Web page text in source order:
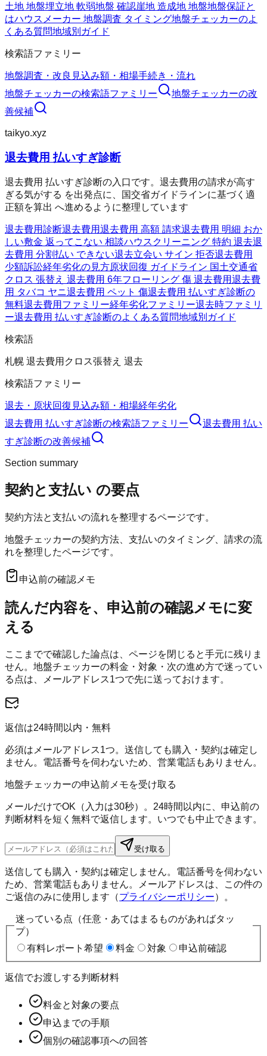
土地 地盤埋立地 軟弱地盤 確認崖地 造成地 地盤地盤保証と
はハウスメーカー 地盤調査 タイミング地盤チェッカーのよ
くある質問地域別ガイド
検索語ファミリー
地盤調査・改良 見込み額・相場手続き・流れ
地盤チェッカーの検索語ファミリー 地盤チェッカーの改
善候補
taikyo.xyz
退去費用 払いすぎ診断
退去費用 払いすぎ診断の入口です。退去費用の請求が高す
ぎる気がする を出発点に、国交省ガイドラインに基づく適
正額を算出 へ進めるように整理しています
退去費用診断退去費用退去費用 高額 請求退去費用 明細 おか
しい敷金 返ってこない 相談ハウスクリーニング 特約 退去退
去費用 分割払い できない退去立会い サイン 拒否退去費用
少額訴訟経年劣化の見方原状回復 ガイドライン 国土交通省
クロス 張替え 退去費用 6年フローリング 傷 退去費用退去費
用 タバコ ヤニ退去費用 ペット 傷退去費用 払いすぎ診断の
無料退去費用ファミリー経年劣化ファミリー退去時ファミリ
ー退去費用 払いすぎ診断のよくある質問地域別ガイド
検索語
札幌 退去費用 クロス張替え 退去
検索語ファミリー
退去・原状回復 見込み額・相場経年劣化
退去費用 払いすぎ診断の検索語ファミリー
退去費用 払い
すぎ診断の改善候補
Section summary
契約と支払い の要点
契約方法と支払いの流れを整理するページです。
地盤チェッカーの契約方法、支払いのタイミング、請求の流
れを整理したページです。
申込前の確認メモ
読んだ内容を、申込前の確認メモに変
える
ここまでで確認した論点は、ページを閉じると手元に残りま
せん。 地盤チェッカーの料金・対象・次の進め方で迷ってい
る点は、メールアドレス1つで先に送っておけます。
返信は24時間以内・無料
必須はメールアドレス1つ。送信しても購入・契約は確定し
ません。電話番号を伺わないため、営業電話もありません。
地盤チェッカーの申込前メモを受け取る
メールだけでOK（入力は30秒）。24時間以内に、申込前の
判断材料を短く無料で返信します。いつでも中止できます。
受け取る
送信しても購入・契約は確定しません。電話番号を伺わない
ため、営業電話もありません。メールアドレスは、この件の
ご返信のみに使用します（プライバシーポリシー）。
迷っている点（任意・あてはまるものがあればタッ
プ）
有料レポート希望
料金 対象 申込前確認
返信でお渡しする判断材料
料金と対象の要点
申込までの手順
個別の確認事項への回答